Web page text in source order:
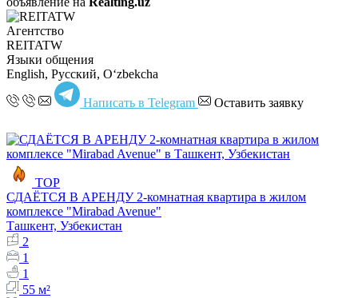
Агентство
REITATW
Языки общения
English, Русский, Oʻzbekcha
Написать в Telegram Оставить заявку
TOP
СДАЁТСЯ В АРЕНДУ 2-комнатная квартира в жилом
комплексе "Mirabad Avenue"
Ташкент, Узбекистан
2
1
1
55 м²